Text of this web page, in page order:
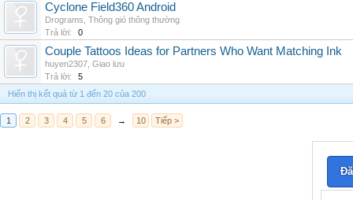
Cyclone Field360 Android
Drograms Thông gió thông thường
Trả lời:
0
Couple Tattoos Ideas for Partners Who Want Matching Ink
huyen2307 Giao lưu
Trả lời:
5
Hiển thị kết quả từ 1 đến 20 của 200
1 2 3 4 5 6 → 10 Tiếp >